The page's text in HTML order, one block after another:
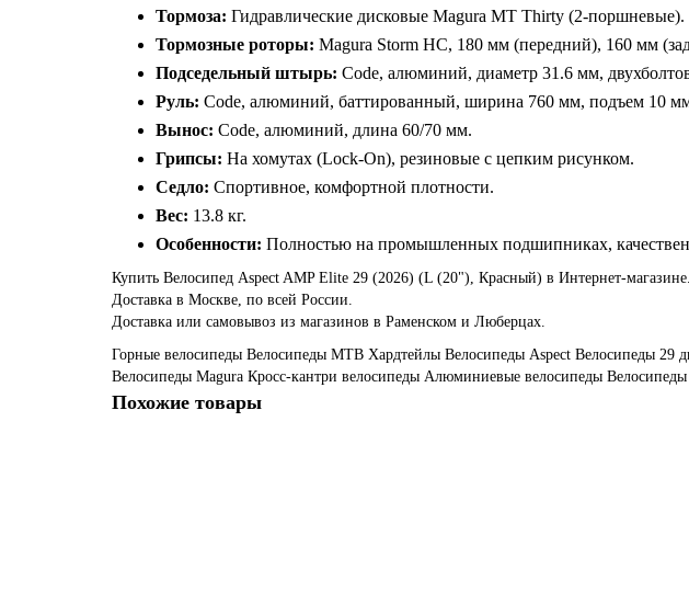
Тормоза: Гидравлические дисковые Magura MT Thirty (2-поршневые).
Тормозные роторы: Magura Storm HC, 180 мм (передний), 160 мм
Подседельный штырь: Code, алюминий, диаметр 31.6 мм,
Руль: Code, алюминий, баттированный, ширина 760 мм, подъем 10
Вынос: Code, алюминий, длина 60/70 мм.
Грипсы: На хомутах (Lock-On), резиновые с цепким рисунком.
Седло: Спортивное, комфортной плотности.
Вес: 13.8 кг.
Особенности: Полностью на промышленных подшипниках,
Купить Велосипед Aspect AMP Elite 29 (2026) (L (20"), Красный) в Интернет-магазине.
Доставка в Москве, по всей России.
Доставка или самовывоз из магазинов в Раменском и Люберцах.
Горные велосипеды Велосипеды MTB Хардтейлы Велосипеды Aspect Велосипеды 29
Велосипеды Magura Кросс-кантри велосипеды Алюминиевые велосипеды
Похожие товары